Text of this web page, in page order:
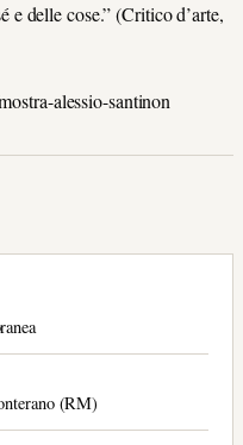
e delle cose.” (Critico d’arte,
alessio-santinon
(RM)